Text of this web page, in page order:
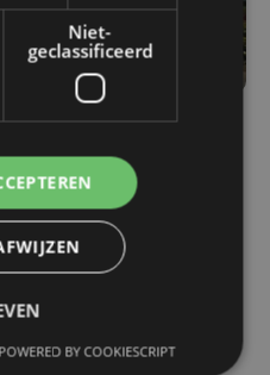
11:57
versterken dienst in AZ
gynaecoloog
Niet-
geclassificeerd
POWERED BY COOKIESCRIPT